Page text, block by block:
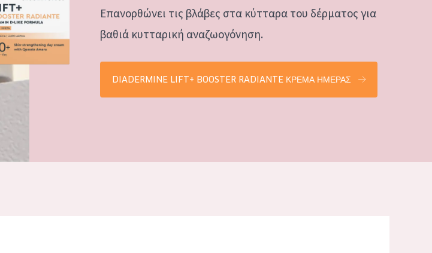
Επανορθώνει τις βλάβες στα κύτταρα του δέρματος για
βαθιά κυτταρική αναζωογόνηση.
DIADERMINE LIFT+ BOOSTER RADIANTE ΚΡΕΜΑ ΗΜΕΡΑΣ